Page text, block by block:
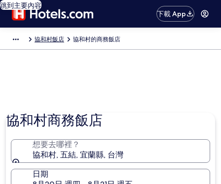
跳到主要內容
下載 App
協和村飯店 協和村的商務飯店
協和村商務飯店
想要去哪裡？
協和村, 五結, 宜蘭縣, 台灣
日期